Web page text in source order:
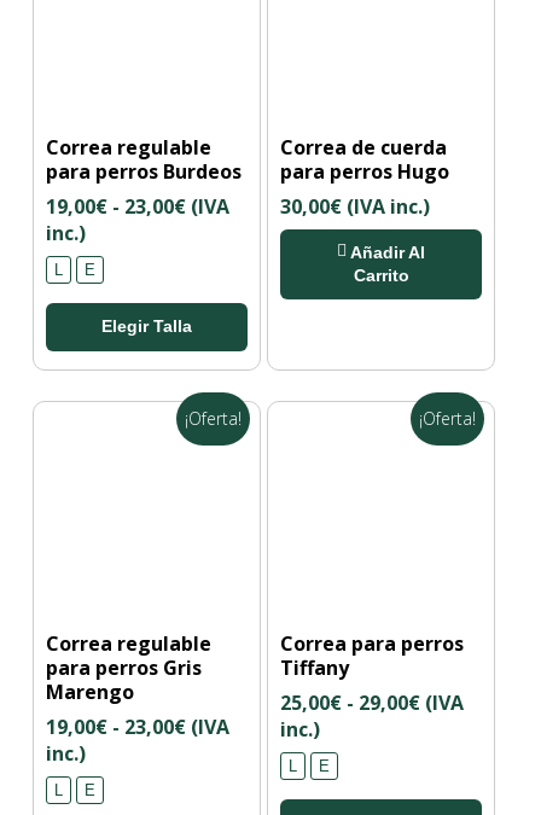
producto
tiene
múltiples
variantes.
Las
opciones
pueden
elegir
en
Correa regulable
para perros Burdeos
19,00€ - 23,00€Rango
19,00€
hasta
23,00€
(IVA
inc.)
E
Elegir Talla
Correa de cuerda
para perros Hugo
30,00€ (IVA inc.)
Añadir Al
Carrito
¡Oferta!
producto
tiene
múltiples
variantes.
Las
opciones
Correa regulable
para perros Gris
Marengo
19,00€ - 23,00€Rango
(IVA
inc.)
L E
¡Oferta!
producto
tiene
múltiples
variantes.
Las
opciones
Correa para perros
Tiffany
25,00€ - 29,00€Rango
25,00€
(IVA
inc.)
L E